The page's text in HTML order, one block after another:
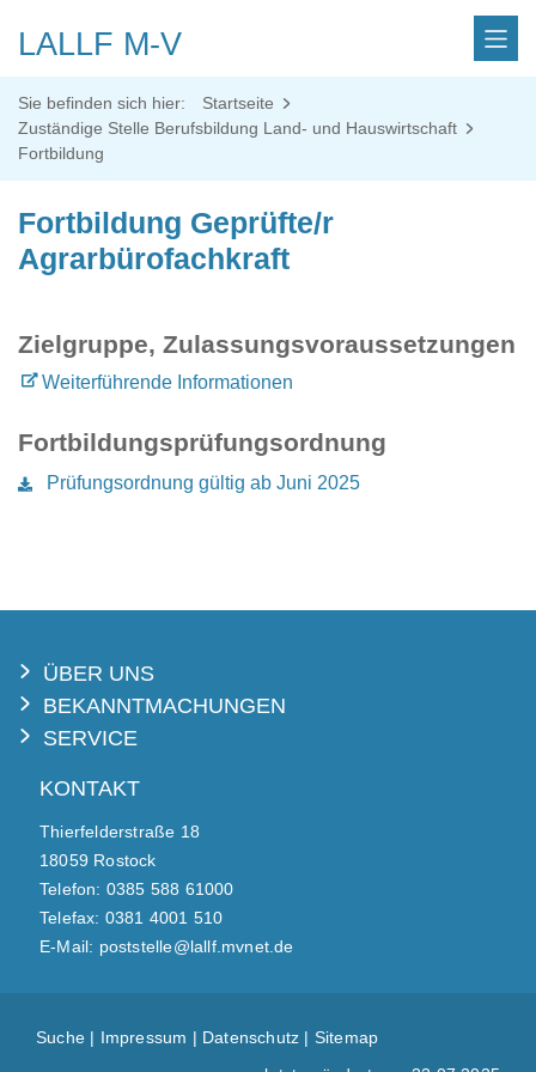
LALLF M-V
Sie befinden sich hier:
Startseite
Zuständige Stelle Berufsbildung Land- und Hauswirtschaft
Fortbildung
Fortbildung Geprüfte/r
Agrarbürofachkraft
Zielgruppe, Zulassungsvoraussetzungen
Weiterführende Informationen
Fortbildungsprüfungsordnung
Prüfungsordnung gültig ab Juni 2025
ÜBER UNS
BEKANNTMACHUNGEN
SERVICE
KONTAKT
Thierfelderstraße 18
18059 Rostock
Telefon: 0385 588 61000
Telefax: 0381 4001 510
E-Mail: poststelle@lallf.mvnet.de
Suche | Impressum | Datenschutz | Sitemap